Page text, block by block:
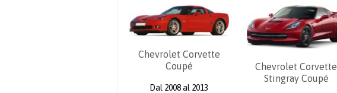
Chevrolet Corvette
Coupé
Dal 2008 al 2013
Chevrolet Corvette
Stingray Coupé